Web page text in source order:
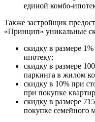
единой комбо-
Также застройщик
«Принцип» уникальные
скидку в размере
ипотеку;
скидку в размере
паркинга в жилом
скидку в 10% при
при покупке
скидку в размере
покупке семейного